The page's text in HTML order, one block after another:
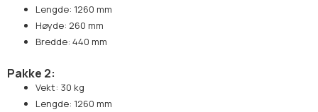
Lengde: 1260 mm
Høyde: 260 mm
Bredde: 440 mm
Pakke 2:
Vekt: 30 kg
Lengde: 1260 mm